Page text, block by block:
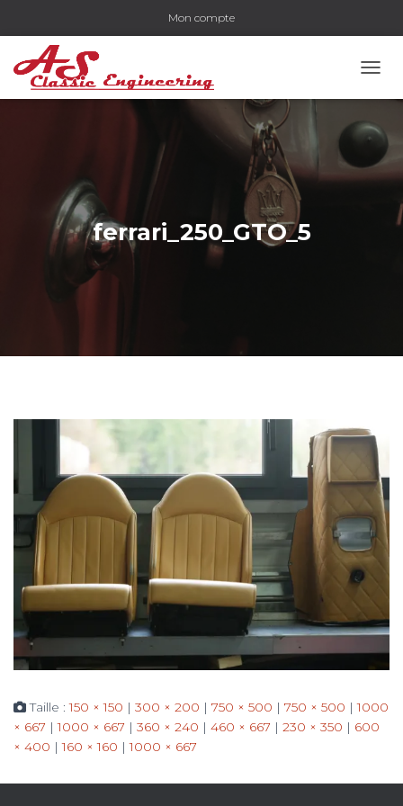
Mon compte
ferrari_250_GTO_5
Taille :150 × 150 | 300 × 200 | 750 × 500 | 750 × 500 | 1000
× 667 | 1000 × 667 | 360 × 240 | 460 × 667 | 230 × 350 | 600
× 400 | 160 × 160 | 1000 × 667